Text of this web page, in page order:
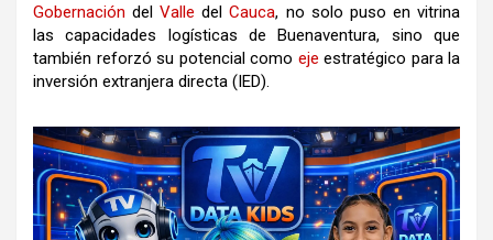
Gobernación delValle delCauca, no solo puso en vitrina
las capacidades logísticas de Buenaventura, sino que
también reforzó su potencial como eje estratégico para la
inversión extranjera directa (IED).